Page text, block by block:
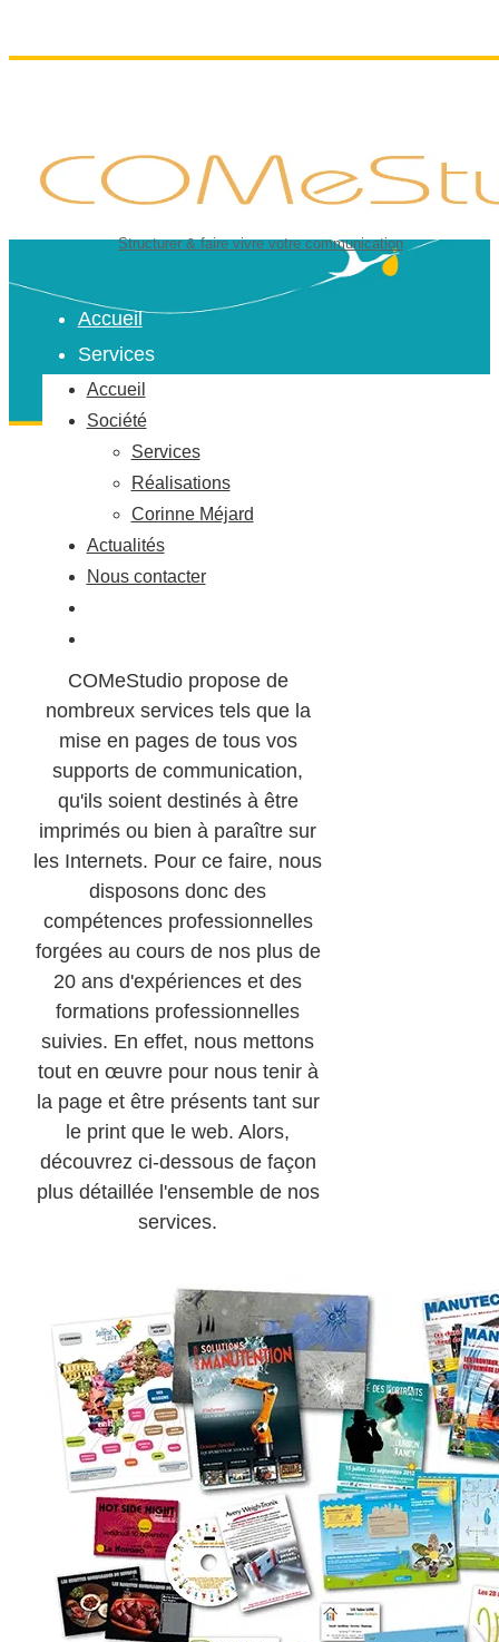
Structurer & faire vivre votre communication
Accueil
Société
Services
Réalisations
Corinne Méjard
Actualités
Nous contacter
Accueil
Services
COMeStudio :
Mises en pages de
supports Print ou
COMeStudio propose de
nombreux services tels que la
mise en pages de tous vos
supports de communication,
qu'ils soient destinés à être
imprimés ou bien à paraître sur
les Internets. Pour ce faire, nous
disposons donc des
compétences professionnelles
forgées au cours de nos plus de
20 ans d'expériences et des
formations professionnelles
suivies. En effet, nous mettons
tout en œuvre pour nous tenir à
la page et être présents tant sur
le print que le web. Alors,
découvrez ci-dessous de façon
plus détaillée l'ensemble de nos
services.